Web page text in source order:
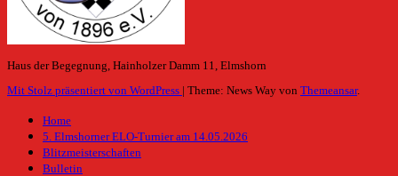
Haus der Begegnung, Hainholzer Damm 11, Elmshorn
Mit Stolz präsentiert von WordPress | Theme: News Way von Themeansar.
Home
5. Elmshorner ELO-Turnier am 14.05.2026
Blitzmeisterschaften
Bulletin